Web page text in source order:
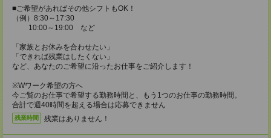
■ご希望があればその他シフトもOK！
（例）8:30～17:30
10:00～19:00 など
「家族とお休みを合わせたい」
「できれば残業はしたくない」
など、あなたのご希望に沿ったお仕事をご紹介します！
※Wワーク希望の方へ
今ご覧のお仕事で希望する勤務時間と、もう1つのお仕事の勤務時間。
合計で週40時間を超える場合は応募できません
残業時間 残業はありません！